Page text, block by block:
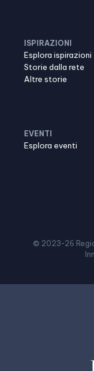
ISPIRAZIONI
Esplora ispirazioni
Storie dalla rete
Altre storie
EVENTI
Esplora eventi
© 2023-26